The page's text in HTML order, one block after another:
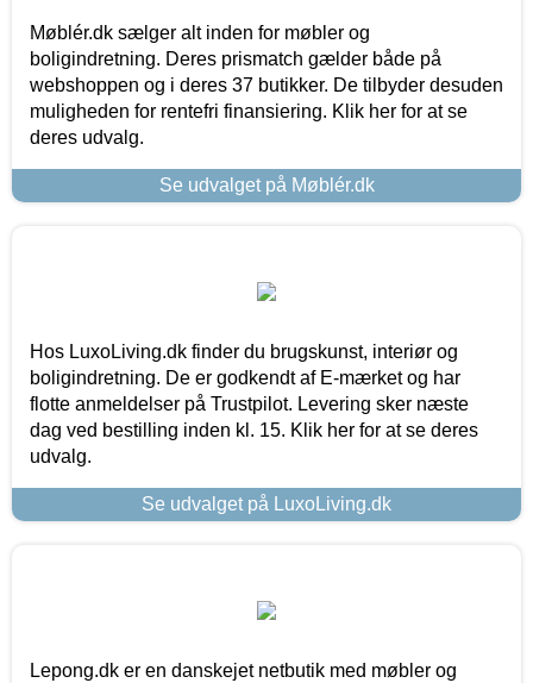
Møblér.dk sælger alt inden for møbler og
boligindretning. Deres prismatch gælder både på
webshoppen og i deres 37 butikker. De tilbyder desuden
muligheden for rentefri finansiering. Klik her for at se
deres udvalg.
Se udvalget på Møblér.dk
Hos LuxoLiving.dk finder du brugskunst, interiør og
boligindretning. De er godkendt af E-mærket og har
flotte anmeldelser på Trustpilot. Levering sker næste
dag ved bestilling inden kl. 15. Klik her for at se deres
udvalg.
Se udvalget på LuxoLiving.dk
Lepong.dk er en danskejet netbutik med møbler og